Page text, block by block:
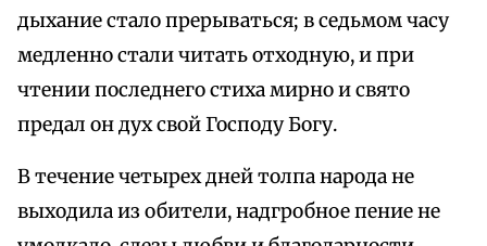
дыхание стало прерываться; в седьмом часу
медленно стали читать отходную, и при
чтении последнего стиха мирно и свято
предал он дух свой Господу Богу.
В течение четырех дней толпа народа не
выходила из обители, надгробное пение не